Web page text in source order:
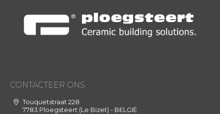
CONTACTEER ONS
Touquetstraat 228
7783 Ploegsteert (Le Bizet) - BELGIË